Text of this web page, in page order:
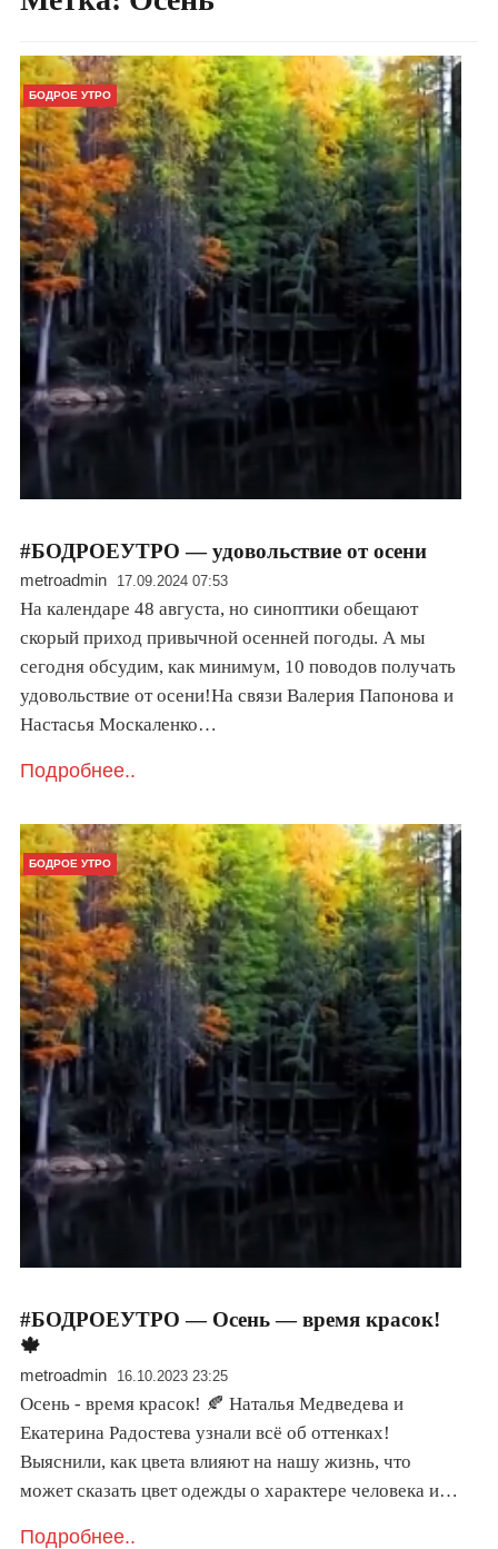
БОДРОЕ УТРО
#БОДРОЕУТРО — удовольствие от осени
metroadmin 17.09.2024 07:53
На календаре 48 августа, но синоптики обещают
скорый приход привычной осенней погоды. А мы
сегодня обсудим, как минимум, 10 поводов получать
удовольствие от осени!На связи Валерия Папонова и
Настасья Москаленко…
Подробнее..
БОДРОЕ УТРО
#БОДРОЕУТРО — Осень — время красок!
🍁
metroadmin 16.10.2023 23:25
Осень - время красок! 🍂 Наталья Медведева и
Екатерина Радостева узнали всё об оттенках!
Выяснили, как цвета влияют на нашу жизнь, что
может сказать цвет одежды о характере человека и…
Подробнее..